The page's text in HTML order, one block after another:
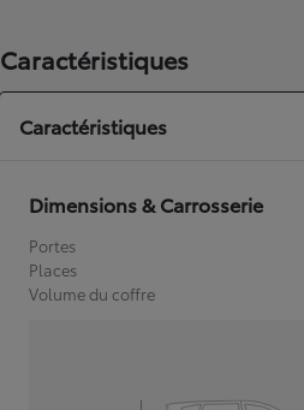
Caractéristiques
Caractéristiques
Dimensions & Carrosserie
Portes
Places
Volume du coffre